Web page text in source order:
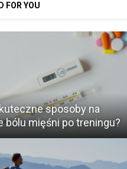
FOR YOU
sposoby na
bólu mięśni po treningu?